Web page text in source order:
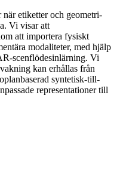
etiketter och geometri-
Vi visar att
att importera fysiskt
modaliteter, med hjälp
scenflödesinlärning. Vi
kan erhållas från
syntetisk-till-
representationer till